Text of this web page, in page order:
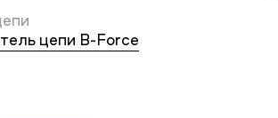
цепи B-Force